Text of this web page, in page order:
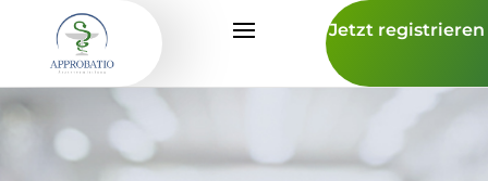
Jetzt registrieren